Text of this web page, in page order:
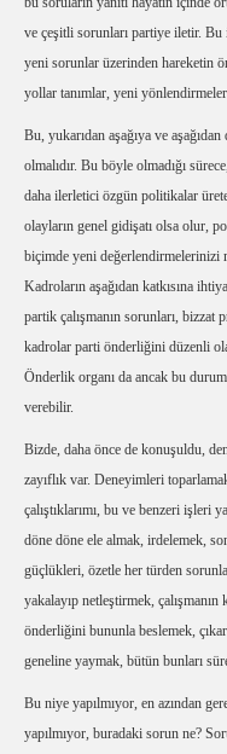
ve çeşitli sorunları partiye iletir.
yeni sorunlar üzerinden hareketin
yollar tanımlar, yeni
Bu, yukarıdan aşağıya ve
olmalıdır. Bu böyle olmadığı
daha ilerletici özgün politikalar
olayların genel gidişatı olsa olur,
biçimde yeni değerlendirmelerinizi
Kadroların aşağıdan katkısına
partik çalışmanın sorunları, bizzat
kadrolar parti önderliğini düzenli
Önderlik organı da ancak bu
verebilir.
Bizde, daha önce de konuşuldu,
zayıflık var. Deneyimleri
çalıştıklarımı, bu ve benzeri işleri
döne döne ele almak, irdelemek,
güçlükleri, özetle her türden
yakalayıp netleştirmek,
önderliğini bununla beslemek,
geneline yaymak, bütün bunları
Bu niye yapılmıyor, en azından
yapılmıyor, buradaki sorun ne?